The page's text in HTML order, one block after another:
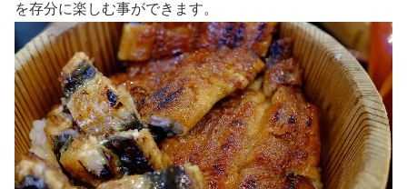
を存分に楽しむ事ができます。